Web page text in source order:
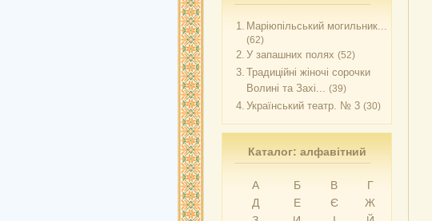
1. Маріюпільський могильник...
(62)
2. У запашних полях (52)
3. Традиційні жіночі сорочки
Волині та Захі... (39)
4. Український театр. № 3 (30)
Каталог: алфавітний
А Б В
Г
Д
Е Є
Ж